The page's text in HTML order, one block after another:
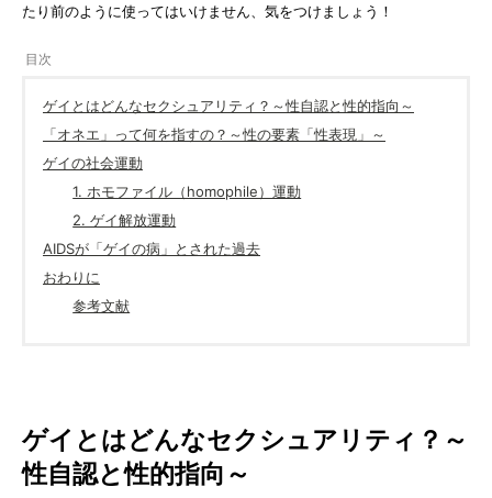
たり前のように使ってはいけません、気をつけましょう！
ゲイとはどんなセクシュアリティ？～性自認と性的指向～
「オネエ」って何を指すの？～性の要素「性表現」～
ゲイの社会運動
1. ホモファイル（homophile）運動
2. ゲイ解放運動
AIDSが「ゲイの病」とされた過去
おわりに
参考文献
ゲイとはどんなセクシュアリティ？～
性自認と性的指向～